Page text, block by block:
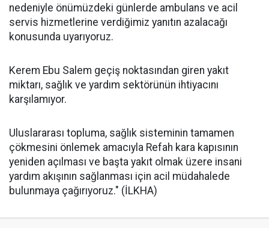
nedeniyle önümüzdeki günlerde ambulans ve acil
servis hizmetlerine verdiğimiz yanıtın azalacağı
konusunda uyarıyoruz.
Kerem Ebu Salem geçiş noktasından giren yakıt
miktarı, sağlık ve yardım sektörünün ihtiyacını
karşılamıyor.
Uluslararası topluma, sağlık sisteminin tamamen
çökmesini önlemek amacıyla Refah kara kapısının
yeniden açılması ve başta yakıt olmak üzere insani
yardım akışının sağlanması için acil müdahalede
bulunmaya çağırıyoruz." (İLKHA)